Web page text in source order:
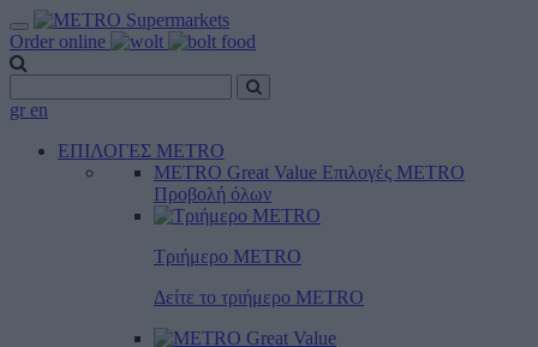
Order online
gr en
ΕΠΙΛΟΓΕΣ METRO
METRO Great Value Επιλογές METRO
Προβολή όλων
Τριήμερο METRO
Δείτε το τριήμερο ΜΕTRO